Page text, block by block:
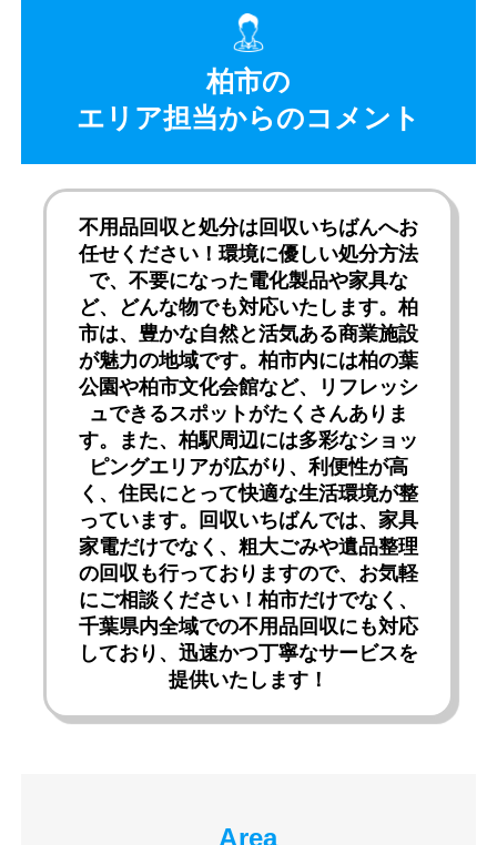
柏市の
エリア担当からのコメント
不用品回収と処分は回収いちばんへお
任せください！環境に優しい処分方法
で、不要になった電化製品や家具な
ど、どんな物でも対応いたします。柏
市は、豊かな自然と活気ある商業施設
が魅力の地域です。柏市内には柏の葉
公園や柏市文化会館など、リフレッシ
ュできるスポットがたくさんありま
す。また、柏駅周辺には多彩なショッ
ピングエリアが広がり、利便性が高
く、住民にとって快適な生活環境が整
っています。回収いちばんでは、家具
家電だけでなく、粗大ごみや遺品整理
の回収も行っておりますので、お気軽
にご相談ください！柏市だけでなく、
千葉県内全域での不用品回収にも対応
しており、迅速かつ丁寧なサービスを
提供いたします！